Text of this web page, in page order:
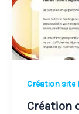
Création site
Création
Relooking